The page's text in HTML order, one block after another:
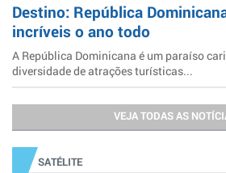
Destino: República
incríveis o ano todo
A República Dominicana é um paraíso
diversidade de atrações turísticas...
VEJA TODAS AS
SATÉLITE